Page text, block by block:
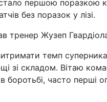
першою поразкою
без поразок у лізі.
тренер Жузеп
темп
зі складом. Вітаю
боротьбі, часто перші